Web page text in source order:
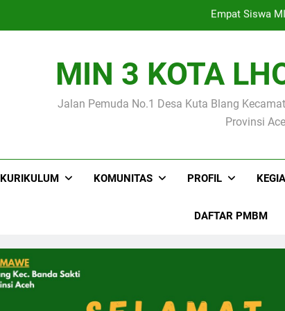
Kegiatan Supervisi Tenaga
KKG MI Kota Lhokseumawe Gelar
Empat Siswa
MIN 3 KOTA
Jalan Pemuda No.1 Desa Kuta Blang
Provinsi
KURIKULUM KOMUNITAS PROFIL
DAFTAR PMBM